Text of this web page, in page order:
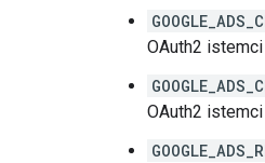
OAuth2
OAuth2 istemci